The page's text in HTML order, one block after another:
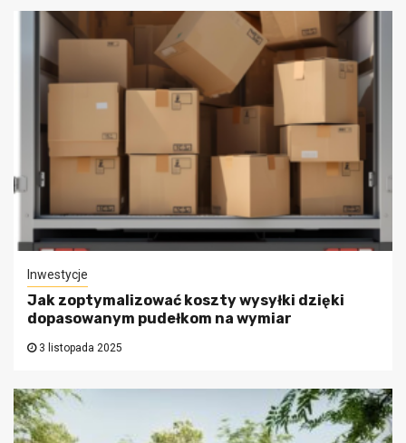
Inwestycje
Jak zoptymalizować koszty wysyłki dzięki
dopasowanym pudełkom na wymiar
3 listopada 2025